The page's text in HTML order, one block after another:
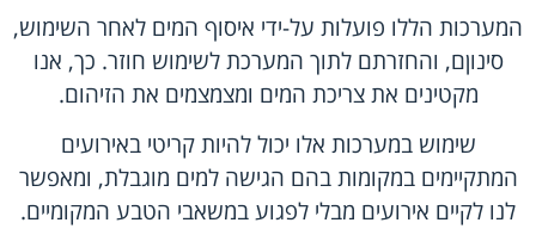
המערכות הללו פועלות על-ידי איסוף המים לאחר השימוש,
סינוןם, והחזרתם לתוך המערכת לשימוש חוזר. כך, אנו
מקטינים את צריכת המים ומצמצמים את הזיהום.
שימוש במערכות אלו יכול להיות קריטי באירועים
המתקיימים במקומות בהם הגישה למים מוגבלת, ומאפשר
לנו לקיים אירועים מבלי לפגוע במשאבי הטבע המקומיים.